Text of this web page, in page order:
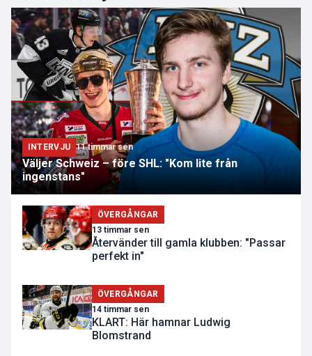
INTERVJU 11 timmar sen
Väljer Schweiz – före SHL: "Kom lite från
ingenstans"
ÖVERGÅNGAR
13 timmar sen
Återvänder till gamla klubben: "Passar
perfekt in"
ÖVERGÅNGAR
14 timmar sen
KLART: Här hamnar Ludwig
Blomstrand